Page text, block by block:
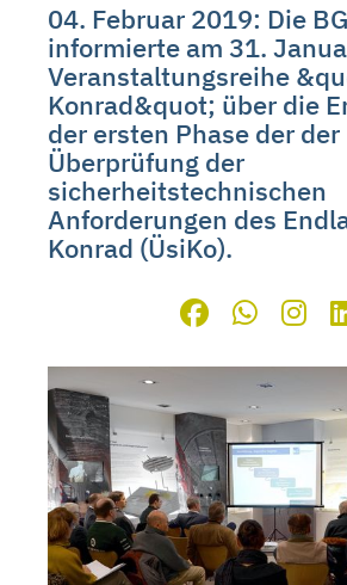
04. Februar 2019: Die
informierte am 31.
Veranstaltungsreihe
Konrad&quot; über die
der ersten Phase der der
Überprüfung der
sicherheitstechnischen
Anforderungen des
Konrad (ÜsiKo).